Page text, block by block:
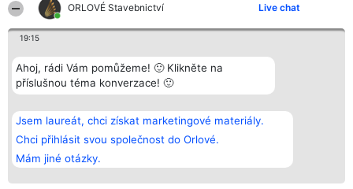
ORLOVÉ Stavebnictví Live chat
19:15
Ahoj, rádi Vám pomůžeme! 🙂 Klikněte na
příslušnou téma konverzace! 🙂
Jsem laureát, chci získat marketingové materiály.
Chci přihlásit svou společnost do Orlové.
Mám jiné otázky.
Bright Side Solutions sp. z o.
o. sp. k.
ul. Ruska 22
Wrocław 50-079
KRS 0000749100 | Regon
381313360 | NIP 8943132676
Vítězové
Seznam všech
laureátů
Zásady
Zásady
Kontakt